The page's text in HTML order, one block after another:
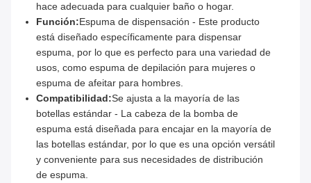
hace adecuada para cualquier baño o hogar.
Función:Espuma de dispensación - Este producto
está diseñado específicamente para dispensar
espuma, por lo que es perfecto para una variedad de
usos, como espuma de depilación para mujeres o
espuma de afeitar para hombres.
Compatibilidad:Se ajusta a la mayoría de las
botellas estándar - La cabeza de la bomba de
espuma está diseñada para encajar en la mayoría de
las botellas estándar, por lo que es una opción versátil
y conveniente para sus necesidades de distribución
de espuma.